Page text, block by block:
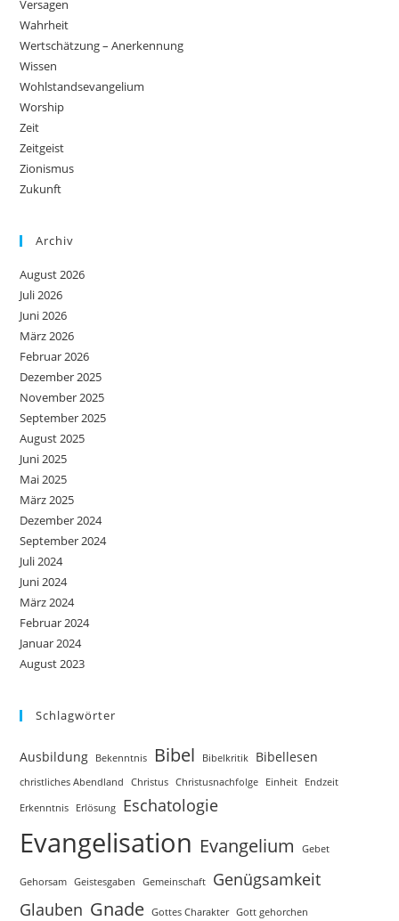
Versagen
Wahrheit
Wertschätzung – Anerkennung
Wissen
Wohlstandsevangelium
Worship
Zeit
Zeitgeist
Zionismus
Zukunft
Archiv
August 2026
Juli 2026
Juni 2026
März 2026
Februar 2026
Dezember 2025
November 2025
September 2025
August 2025
Juni 2025
Mai 2025
März 2025
Dezember 2024
September 2024
Juli 2024
Juni 2024
März 2024
Februar 2024
Januar 2024
August 2023
Schlagwörter
Ausbildung Bekenntnis Bibel Bibelkritik Bibellesen
christliches Abendland Christus Christusnachfolge Einheit Endzeit
Erkenntnis Erlösung Eschatologie
Evangelisation Evangelium Gebet
Gehorsam Geistesgaben Gemeinschaft
Genügsamkeit
Glauben Gnade Gottes Charakter Gott gehorchen